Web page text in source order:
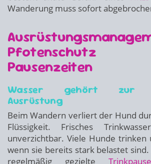
Wanderung muss sofort
Pausenzeiten
Wasser gehört zur
Ausrüstung
Beim Wandern verliert der Hund
Flüssigkeit. Frisches
unverzichtbar. Viele Hunde trinken
wenn sie bereits stark belastet
regelmäßig gezielte